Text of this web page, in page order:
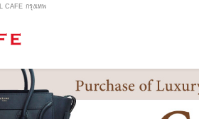
CAFE กรุงเทพ